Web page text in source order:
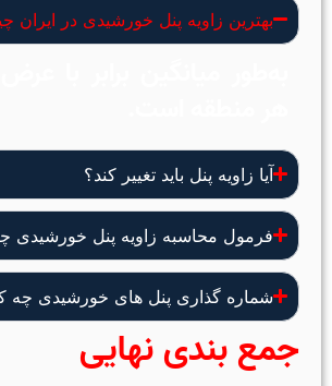
بهترین زاویه پنل خورشیدی در ایران
آیا زاویه پنل باید تغییر کند؟
فرمول محاسبه زاویه پنل خورشیدی
شماره گذاری پنل های خورشیدی چه
جمع‌ بندی نهایی